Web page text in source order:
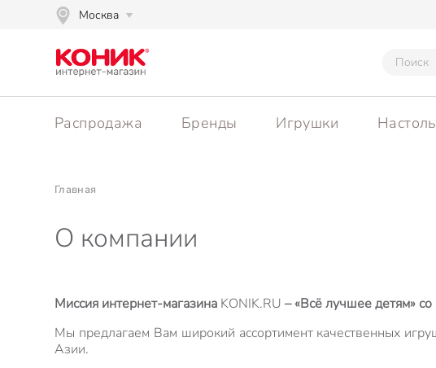
Москва
Распродажа Бренды Игрушки
Главная
О компании
Миссия интернет-магазина KONIK.RU – «Всё лучшее детям»
Мы предлагаем Вам широкий ассортимент качественных
Азии.